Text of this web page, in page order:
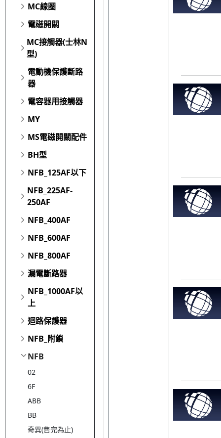
MC線圈
電磁開關
MC接觸器(士林N
型)
電動機保護斷路
器
電容器用接觸器
MY
MS電磁開關配件
BH型
NFB_125AF以下
NFB_225AF-
250AF
NFB_400AF
NFB_600AF
NFB_800AF
漏電斷路器
NFB_1000AF以
上
迴路保護器
NFB_附鎖
NFB
02
6F
ABB
BB
奇異(售完為止)